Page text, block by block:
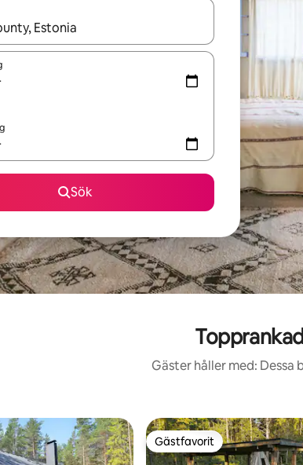
är tillgängliga kan du navigera med upp- och
Sök
Gäster håller med:
Gästfavorit
Gästfavorit